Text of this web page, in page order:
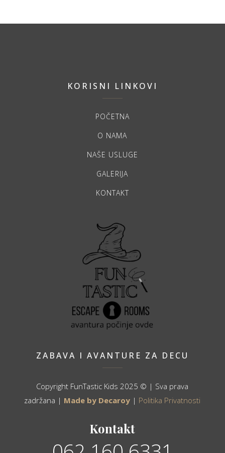
KORISNI LINKOVI
POČETNA
O NAMA
NAŠE USLUGE
GALERIJA
KONTAKT
ZABAVA I AVANTURE ZA DECU
Copyright FunTastic Kids 2025 © | Sva prava
zadržana | Made by Decaroy | Politika Privatnosti
Kontakt